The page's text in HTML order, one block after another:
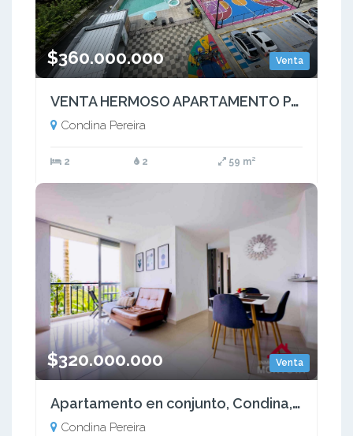
Venta
$360.000.000
VENTA HERMOSO APARTAMENTO PARA ESTRENAR CONDINA PEREIRA
Condina Pereira
2 2 59 m²
Venta
$320.000.000
Apartamento en conjunto, Condina, Pereira
Condina Pereira